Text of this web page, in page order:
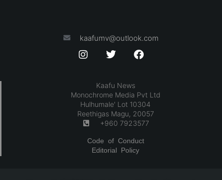
kaafumv@outlook.com
Kaafu News
Monochrome Media Pvt Ltd
Hulhumale' Lot 10304
Reethigas Magu, 20057
+960 7923577
Code of Conduct
Editorial Policy